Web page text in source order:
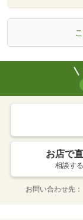
お店で
相談する
お問い合わせ先